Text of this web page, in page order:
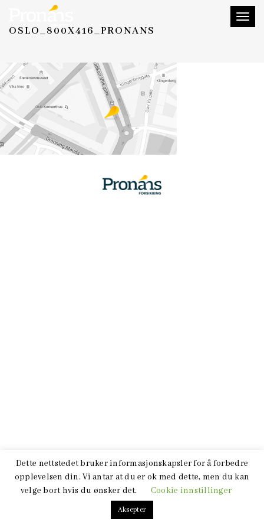
Toggle
OSLO_800X416_PRONANS
Dette nettstedet bruker informasjonskapsler for å forbedre
opplevelsen din. Vi antar at du er ok med dette, men du kan
velge bort hvis du ønsker det.
Cookie innstillinger
Aksepter